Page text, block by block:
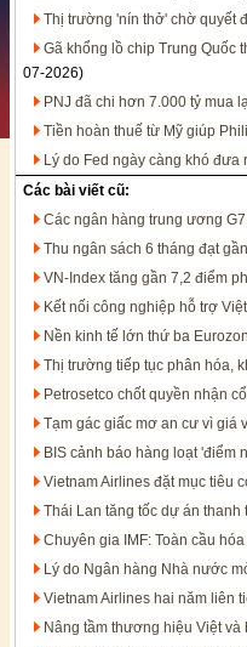
Thị trường 'nín thở' chờ quyết
Gã khổng lồ chip Trung Quốc
07-2026)
PNJ đã chi hơn 7.000 tỷ mua
Tiền hoàn thuế từ Mỹ giúp
Lý do Fed ngày càng khó đưa
Các bài viết cũ:
Các ngân hàng trung ương
Thu ngân sách 6 tháng đạt
VN-Index tăng gần 7,2 điểm
Kết nối công nghiệp hỗ trợ
Nền kinh tế lớn thứ ba
Thị trường tiếp tục phân hóa,
Petrosetco chốt quyền nhận
Tạm gác giấc mơ an cư vì giá
BIS cảnh báo hàng loạt 'điểm
Vietnam Airlines đặt mục tiêu
Thái Lan tăng tốc dự án
Chuyên gia IMF: Toàn cầu
Lý do Ngân hàng Nhà nước
Vietnam Airlines hai năm liên
Nâng tầm thương hiệu Việt và